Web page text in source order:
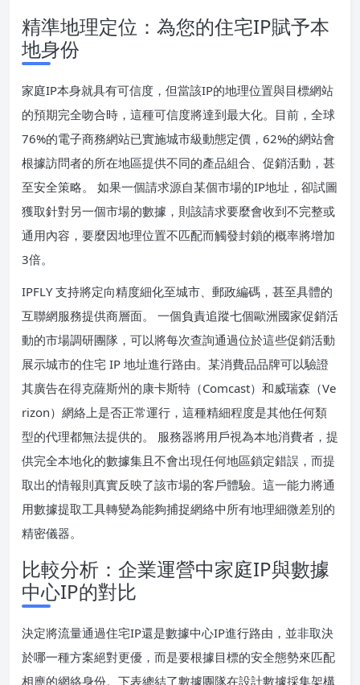
精準地理定位：為您的住宅IP賦予本
地身份
家庭IP本身就具有可信度，但當該IP的地理位置與目標網站
的預期完全吻合時，這種可信度將達到最大化。目前，全球
76%的電子商務網站已實施城市級動態定價，62%的網站會
根據訪問者的所在地區提供不同的產品組合、促銷活動，甚
至安全策略。 如果一個請求源自某個市場的IP地址，卻試圖
獲取針對另一個市場的數據，則該請求要麼會收到不完整或
通用內容，要麼因地理位置不匹配而觸發封鎖的概率將增加
3倍。
IPFLY 支持將定向精度細化至城市、郵政編碼，甚至具體的
互聯網服務提供商層面。 一個負責追蹤七個歐洲國家促銷活
動的市場調研團隊，可以將每次查詢通過位於這些促銷活動
展示城市的住宅 IP 地址進行路由。某消費品品牌可以驗證
其廣告在得克薩斯州的康卡斯特（Comcast）和威瑞森（Ve
rizon）網絡上是否正常運行，這種精細程度是其他任何類
型的代理都無法提供的。 服務器將用戶視為本地消費者，提
供完全本地化的數據集且不會出現任何地區鎖定錯誤，而提
取出的情報則真實反映了該市場的客戶體驗。這一能力將通
用數據提取工具轉變為能夠捕捉網絡中所有地理細微差別的
精密儀器。
比較分析：企業運營中家庭IP與數據
中心IP的對比
決定將流量通過住宅IP還是數據中心IP進行路由，並非取決
於哪一種方案絕對更優，而是要根據目標的安全態勢來匹配
相應的網絡身份。下表總結了數據團隊在設計數據採集架構